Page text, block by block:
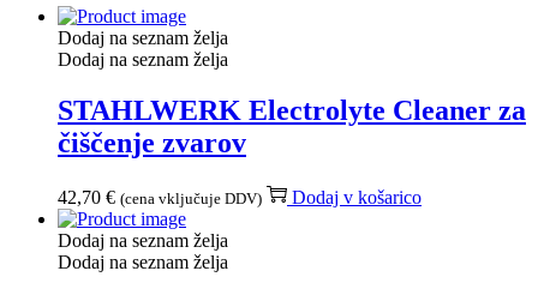
Dodaj na seznam želja
Dodaj na seznam želja
STAHLWERK Electrolyte Cleaner za
čiščenje zvarov
42,70 € (cena vključuje DDV) Dodaj v košarico
Dodaj na seznam želja
Dodaj na seznam želja